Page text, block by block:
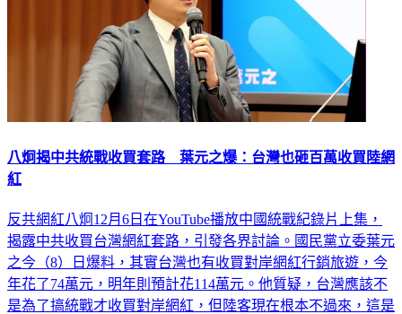
八炯揭中共統戰收買套路 葉元之爆：台灣也砸百萬收買陸網
紅
反共網紅八炯12月6日在YouTube播放中國統戰紀錄片上集，
揭露中共收買台灣網紅套路，引發各界討論。國民黨立委葉元
之今（8）日爆料，其實台灣也有收買對岸網紅行銷旅遊，今
年花了74萬元，明年則預計花114萬元。他質疑，台灣應該不
是為了搞統戰才收買對岸網紅，但陸客現在根本不過來，這是